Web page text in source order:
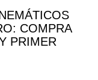
COMPRA
PRIMER